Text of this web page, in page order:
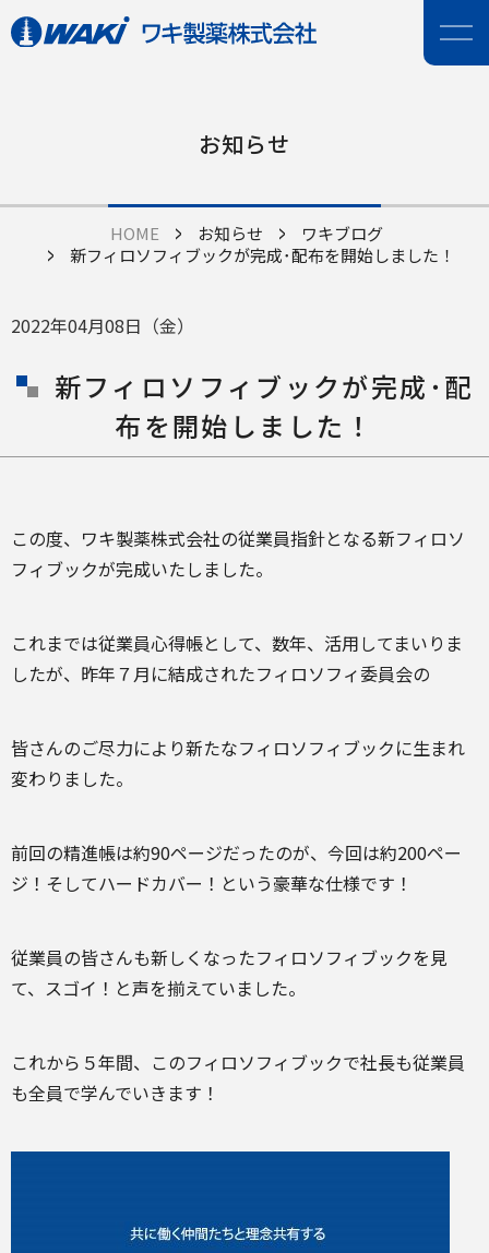
お知らせ
HOME お知らせ
ワキブログ
新フィロソフィブックが完成･配布を開始しました！
2022年04月08日（金）
新フィロソフィブックが完成･配
布を開始しました！
この度、ワキ製薬株式会社の従業員指針となる新フィロソ
フィブックが完成いたしました。
これまでは従業員心得帳として、数年、活用してまいりま
したが、昨年７月に結成されたフィロソフィ委員会の
皆さんのご尽力により新たなフィロソフィブックに生まれ
変わりました。
前回の精進帳は約90ページだったのが、今回は約200ペー
ジ！そしてハードカバー！という豪華な仕様です！
従業員の皆さんも新しくなったフィロソフィブックを見
て、スゴイ！と声を揃えていました。
これから５年間、このフィロソフィブックで社長も従業員
も全員で学んでいきます！